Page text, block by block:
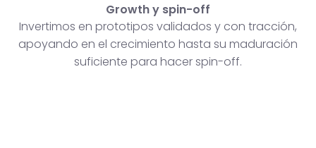
Growth y spin-off
Invertimos en prototipos validados y con tracción,
apoyando en el crecimiento hasta su maduración
suficiente para hacer spin-off.